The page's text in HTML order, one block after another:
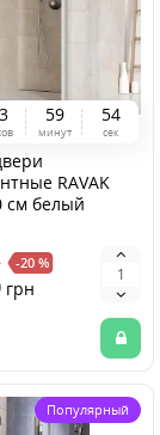
3 59
минут
54
сек
RAVAK
см белый
-20 %
грн
Популярный